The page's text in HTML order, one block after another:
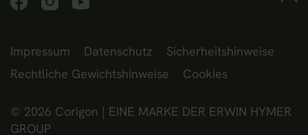
Impressum Datenschutz
Sicherheitshinweise
Rechtliche Gewichtshinweise
Cookies
© 2026 Corigon | EINE MARKE DER ERWIN HYMER
GROUP